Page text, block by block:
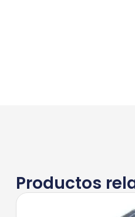
Productos